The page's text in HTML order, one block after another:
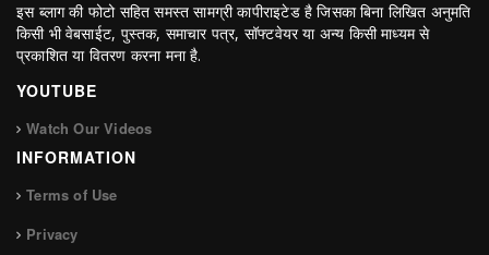
इस ब्लाग की फोटो सहित समस्त सामग्री कापीराइटेड है जिसका बिना लिखित अनुमति
किसी भी वेबसाईट, पुस्तक, समाचार पत्र, सॉफ्टवेयर या अन्य किसी माध्यम से
प्रकाशित या वितरण करना मना है.
YOUTUBE
Watch Our Videos
INFORMATION
Terms of Use
Privacy